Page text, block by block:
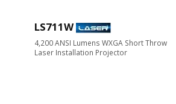
LS711W
4,200 ANSI Lumens WXGA Short Throw
Laser Installation Projector